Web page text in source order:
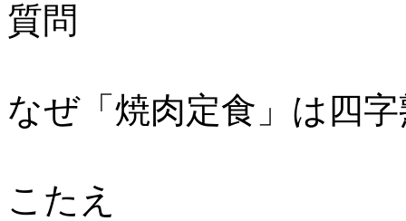
質問
なぜ「焼肉定食」は四
こたえ